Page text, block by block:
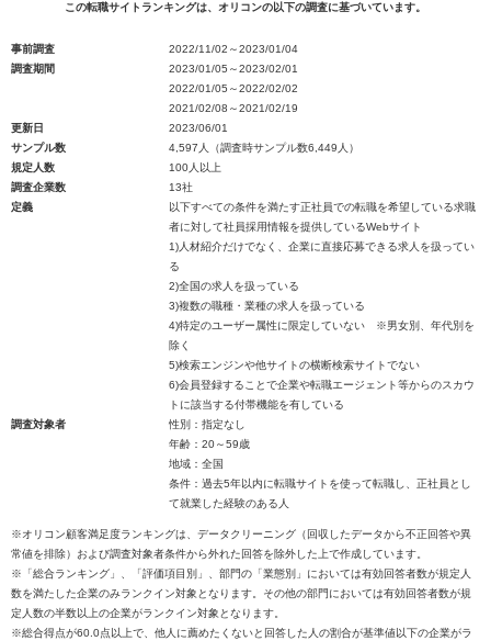
この転職サイトランキングは、オリコンの以下の調査に基づいています。
事前調査
2022/11/02～2023/01/04
調査期間
2023/01/05～2023/02/01
2022/01/05～2022/02/02
2021/02/08～2021/02/19
更新日
2023/06/01
サンプル数
4,597人（調査時サンプル数6,449人）
規定人数
100人以上
調査企業数
13社
定義
以下すべての条件を満たす正社員での転職を希望している求職
者に対して社員採用情報を提供しているWebサイト
1)人材紹介だけでなく、企業に直接応募できる求人を扱ってい
る
2)全国の求人を扱っている
3)複数の職種・業種の求人を扱っている
4)特定のユーザー属性に限定していない ※男女別、年代別を
除く
5)検索エンジンや他サイトの横断検索サイトでない
6)会員登録することで企業や転職エージェント等からのスカウ
トに該当する付帯機能を有している
調査対象者
性別：指定なし
年齢：20～59歳
地域：全国
条件：過去5年以内に転職サイトを使って転職し、正社員とし
て就業した経験のある人
※オリコン顧客満足度ランキングは、データクリーニング（回収したデータから不正回答や異
常値を排除）および調査対象者条件から外れた回答を除外した上で作成しています。
※「総合ランキング」、「評価項目別」、部門の「業態別」においては有効回答者数が規定人
数を満たした企業のみランクイン対象となります。その他の部門においては有効回答者数が規
定人数の半数以上の企業がランクイン対象となります。
※総合得点が60.0点以上で、他人に薦めたくないと回答した人の割合が基準値以下の企業がラ